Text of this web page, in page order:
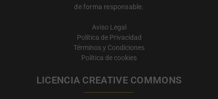
de forma responsable.
Aviso Legal
Política de Privacidad
Términos y Condiciones
Política de cookies
LICENCIA CREATIVE COMMONS